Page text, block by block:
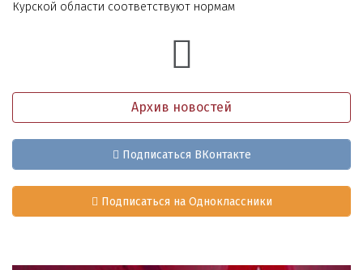
Курской области соответствуют нормам
Архив новостей
Подписаться ВКонтакте
Подписаться на Одноклассники